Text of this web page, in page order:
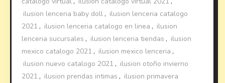
ilusion lenceria baby doll , ilusion lenceria catalogo
2021 , ilusion lenceria catalogo en linea , ilusion
lenceria sucursales , ilusion lenceria tiendas , ilusion
mexico catalogo 2021 , ilusion mexico lenceria ,
ilusion nuevo catalogo 2021 , ilusion otoño invierno
2021 , ilusion prendas intimas , ilusion primavera